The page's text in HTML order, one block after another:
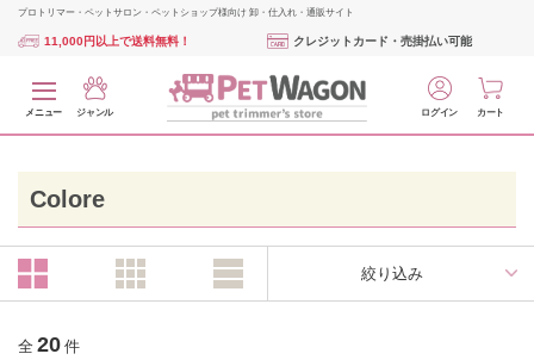
プロトリマー・ペットサロン・ペットショップ様向け 卸・仕入れ・通販サイト
11,000円以上で送料無料！ クレジットカード・売掛払い可能
メニュー ジャンル ログイン カート
Colore
絞り込み
全 20 件